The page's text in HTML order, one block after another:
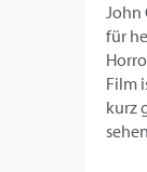
John
für
Film
kurz